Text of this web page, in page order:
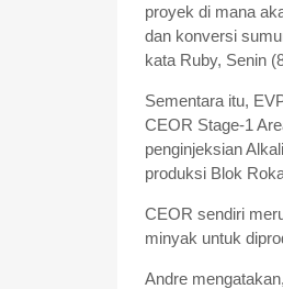
proyek di mana
dan konversi
kata Ruby, Senin
Sementara itu,
CEOR Stage-1
penginjeksian
produksi Blok
CEOR sendiri
minyak untuk
Andre